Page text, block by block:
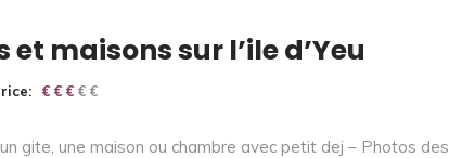
maisons sur l’ile d’Yeu
€ € € € €
€ € €
gite, une maison ou chambre avec petit dej – Photos des